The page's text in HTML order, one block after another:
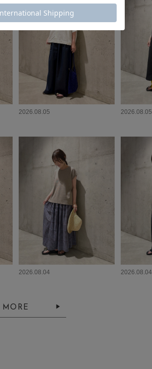
2026.08.05 2026.08.05
2026.08.04 2026.08.04
MORE